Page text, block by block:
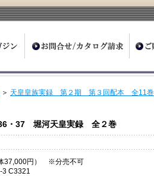
＞ 天皇皇族実録 第２期 第３回配本 全11巻
・37 堀河天皇実録 全２巻
37,000円） ※分売不可
3 C3321